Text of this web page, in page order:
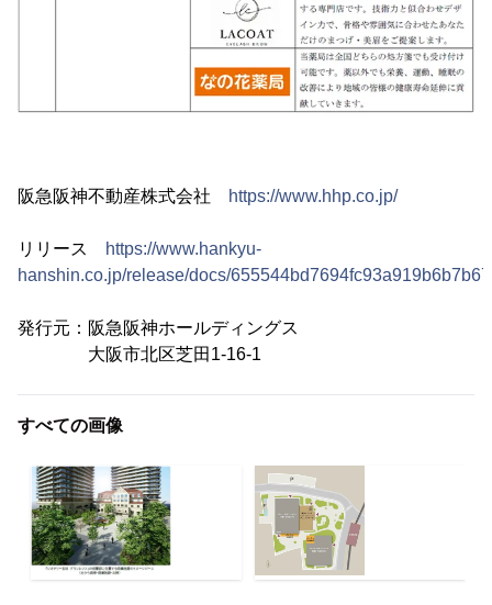
阪急阪神不動産株式会社 https://www.hhp.co.jp/
リリース
https://www.hankyu-
hanshin.co.jp/release/docs/
発行元：阪急阪神ホールディングス
大阪市北区芝田1-16-1
すべての画像